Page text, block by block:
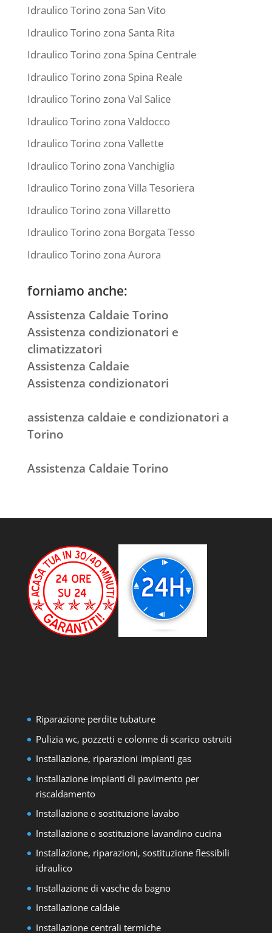
Idraulico Torino zona San Vito
Idraulico Torino zona Santa Rita
Idraulico Torino zona Spina Centrale
Idraulico Torino zona Spina Reale
Idraulico Torino zona Val Salice
Idraulico Torino zona Valdocco
Idraulico Torino zona Vallette
Idraulico Torino zona Vanchiglia
Idraulico Torino zona Villa Tesoriera
Idraulico Torino zona Villaretto
Idraulico Torino zona Borgata Tesso
Idraulico Torino zona Aurora
forniamo anche:
Assistenza Caldaie Torino
Assistenza condizionatori e
climatizzatori
Assistenza Caldaie
Assistenza condizionatori
assistenza caldaie e condizionatori a
Torino
Assistenza Caldaie Torino
Riparazione perdite tubature
Pulizia wc, pozzetti e colonne di scarico ostruiti
Installazione, riparazioni impianti gas
Installazione impianti di pavimento per
riscaldamento
Installazione o sostituzione lavabo
Installazione o sostituzione lavandino cucina
Installazione, riparazioni, sostituzione flessibili
idraulico
Installazione di vasche da bagno
Installazione caldaie
Installazione centrali termiche